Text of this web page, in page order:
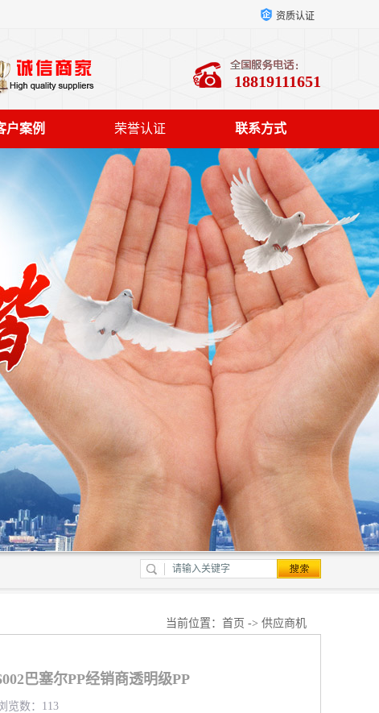
资质认证
18819111651
户案例 荣誉认证 联系方式
当前位置： 首页 -> 供应商机
巴塞尔PP经销商透明级PP
览数：113